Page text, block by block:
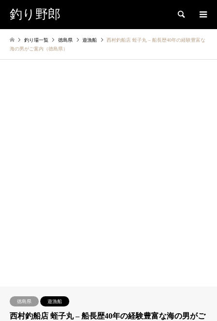
釣り野郎 検索
釣り場一覧 徳島県 遊漁船
西村釣船店 蛭子丸 – 船長歴40年の経験豊富な
海の男がご案内（徳島県）
徳島県 遊漁船
西村釣船店 蛭子丸 – 船長歴40年の経験豊富な海の男がご